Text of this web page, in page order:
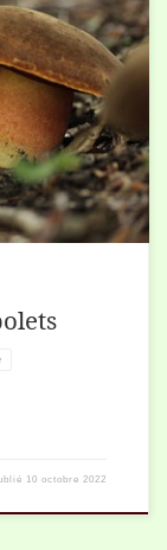
mais la plupart
1 pâte
10 octobre 2022